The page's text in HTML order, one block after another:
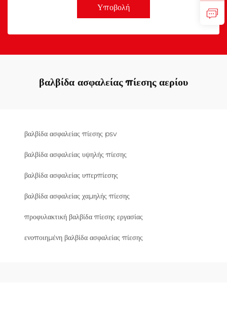
Υποβολή
βαλβίδα ασφαλείας πίεσης αερίου
βαλβίδα ασφαλείας πίεσης psv
βαλβίδα ασφαλείας υψηλής πίεσης
βαλβίδα ασφαλείας υπερπίεσης
βαλβίδα ασφαλείας χαμηλής πίεσης
προφυλακτική βαλβίδα πίεσης εργασίας
ενοποιημένη βαλβίδα ασφαλείας πίεσης